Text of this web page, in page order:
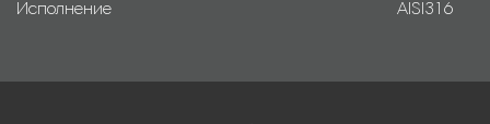
Исполнение AISI316